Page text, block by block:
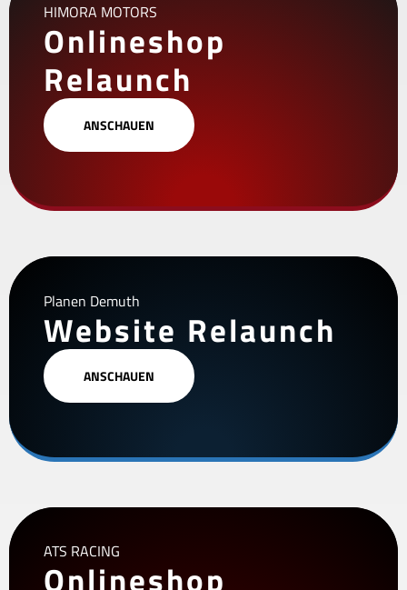
HIMORA MOTORS
Onlineshop
Relaunch
ANSCHAUEN
Planen Demuth
Website Relaunch
ANSCHAUEN
ATS RACING
Onlineshop